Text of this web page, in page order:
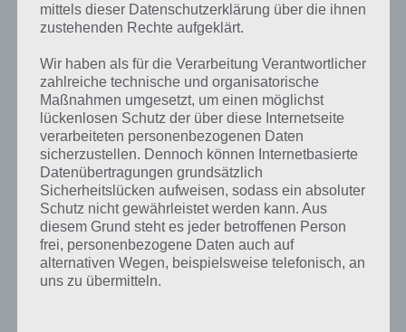
TIPPS & TRICKS
CLASH OF CLANS: TIPPS, TRICKS,
CHEATS – FREUNDE FINDEN
PAUL STELZER-06. FEBRUAR 2014
Die Spiele App Clash of Clans gehört zu den
bekanntesten und erfolgreichsten Spiele Apps im
iTunes App Store für iPhone, iPod Touch und iPad
sowie für Android.…
mittels dieser Datenschutzerklärung über die ihnen
zustehenden Rechte aufgeklärt.
Wir haben als für die Verarbeitung Verantwortlicher
zahlreiche technische und organisatorische
Maßnahmen umgesetzt, um einen möglichst
lückenlosen Schutz der über diese Internetseite
verarbeiteten personenbezogenen Daten
sicherzustellen. Dennoch können Internetbasierte
Datenübertragungen grundsätzlich
Sicherheitslücken aufweisen, sodass ein absoluter
Schutz nicht gewährleistet werden kann. Aus
diesem Grund steht es jeder betroffenen Person
frei, personenbezogene Daten auch auf
alternativen Wegen, beispielsweise telefonisch, an
uns zu übermitteln.